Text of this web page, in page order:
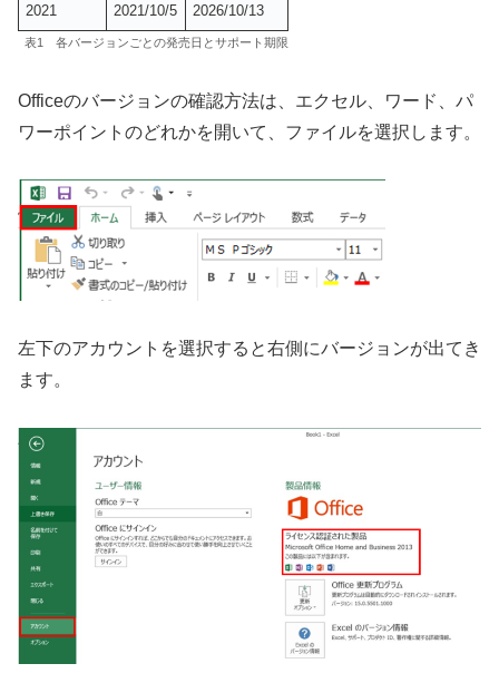
2021 2021/10/5 2026/10/13
表1 各バージョンごとの発売日とサポート期限
Officeのバージョンの確認方法は、エクセル、ワード、パ
ワーポイントのどれかを開いて、ファイルを選択します。
左下のアカウントを選択すると右側にバージョンが出てき
ます。